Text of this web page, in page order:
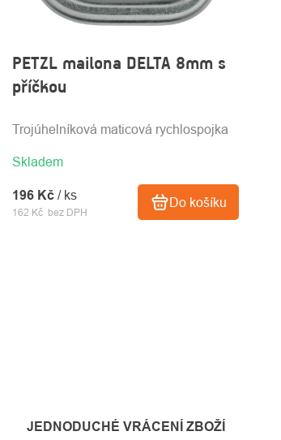
PETZL mailona DELTA 8mm s
příčkou
Skladem
162 Kč bez DPH
196 Kč / ks Do košíku
Trojúhelníková maticová rychlospojka
JEDNODUCHÉ VRÁCENÍ ZBOŽÍ